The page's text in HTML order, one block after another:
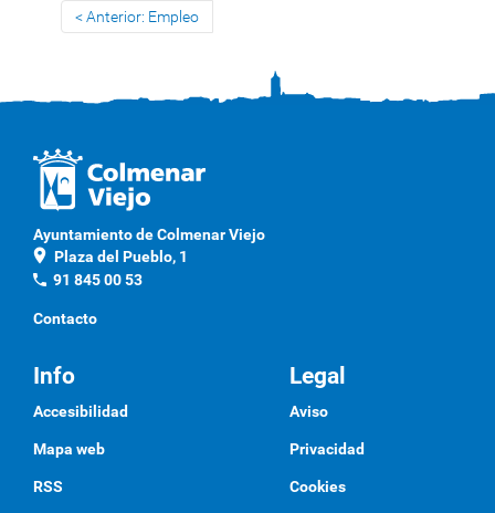
s
Anterior: Empleo
Ayuntamiento de Colmenar Viejo
location_on Plaza del Pueblo, 1
phone 91 845 00 53
Contacto
Info
Accesibilidad
Mapa web
RSS
Legal
Aviso
Privacidad
Cookies